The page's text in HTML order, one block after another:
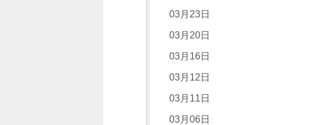
03月23日
03月20日
03月16日
03月12日
03月11日
03月06日